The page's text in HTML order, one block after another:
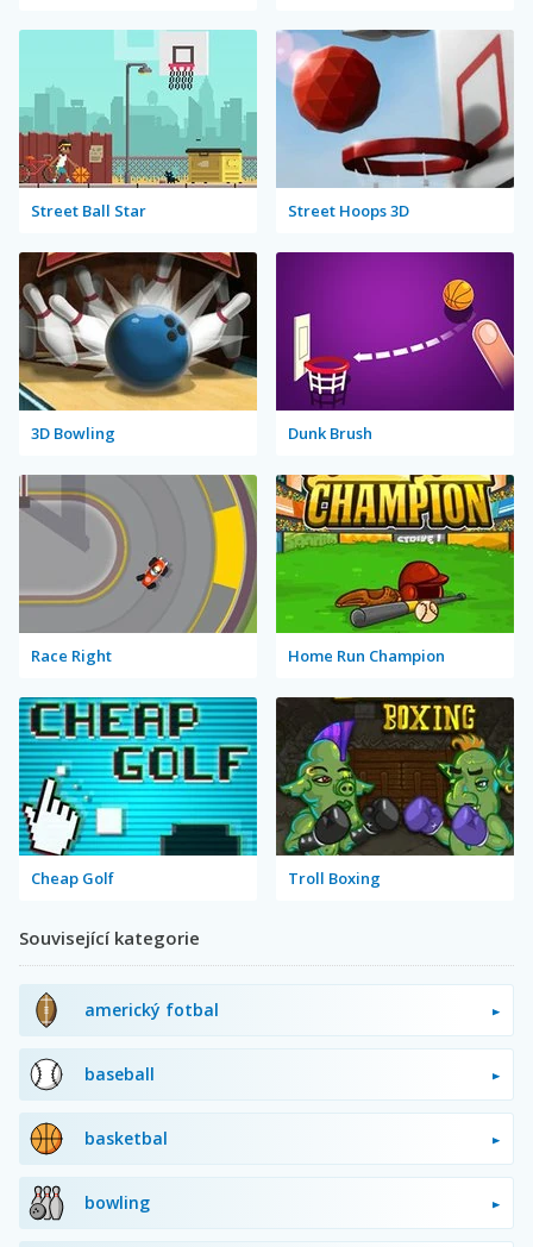
Street Ball Star Street Hoops 3D
3D Bowling Dunk Brush
Race Right Home Run Champion
Cheap Golf Troll Boxing
Související kategorie
americký fotbal
baseball
basketbal
bowling